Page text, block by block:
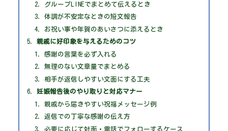
グループLINEでまとめて伝えるとき
体調が不安定なときの短文報告
お祝い事や年賀のあいさつに添えるとき
親戚に好印象を与えるためのコツ
感謝の言葉を必ず入れる
無理のない文章量でまとめる
相手が返信しやすい文面にする工夫
妊娠報告後のやり取りと対応マナー
親戚から届きやすい祝福メッセージ例
返信での丁寧な感謝の伝え方
必要に応じて対面・電話でフォローするケース